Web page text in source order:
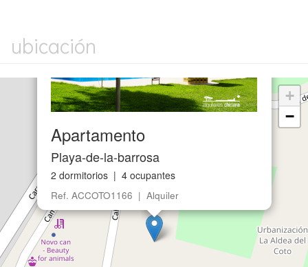
ubicación
Apartamento
Playa-de-la-barrosa
2 dormitorios | 4 ocupantes
Ref. ACCOTO1166 | Alquiler
+
−